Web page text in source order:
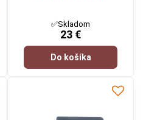
✅Skladom
23 €
Do košíka